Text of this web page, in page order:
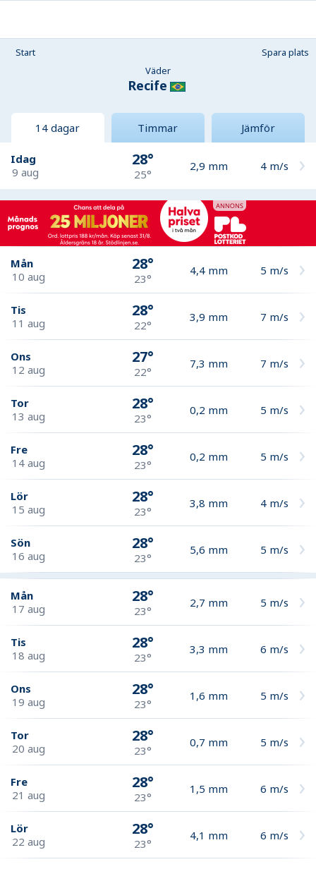
Start
Spara plats
Väder
Recife
14 dagar Timmar Jämför
Idag
9 aug
28°
25°
2,9 mm 4 m/s
Mån
10 aug
28°
23°
4,4 mm 5 m/s
Tis
11 aug
28°
22°
3,9 mm 7 m/s
Ons
12 aug
27°
22°
7,3 mm 7 m/s
Tor
13 aug
28°
23°
0,2 mm 5 m/s
Fre
14 aug
28°
23°
0,2 mm 5 m/s
Lör
15 aug
28°
23°
3,8 mm 4 m/s
Sön
16 aug
28°
23°
5,6 mm 5 m/s
Mån
17 aug
28°
23°
2,7 mm 5 m/s
Tis
18 aug
28°
23°
3,3 mm 6 m/s
Ons
19 aug
28°
23°
1,6 mm 5 m/s
Tor
20 aug
28°
23°
0,7 mm 5 m/s
Fre
21 aug
28°
23°
1,5 mm 6 m/s
Lör
22 aug
28°
23°
4,1 mm 6 m/s